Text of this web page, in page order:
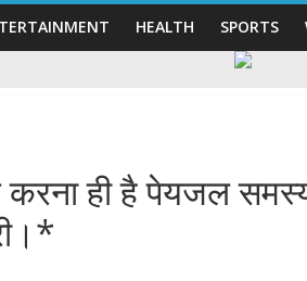
HEALTH SPORTS
करना ही है पेयजल